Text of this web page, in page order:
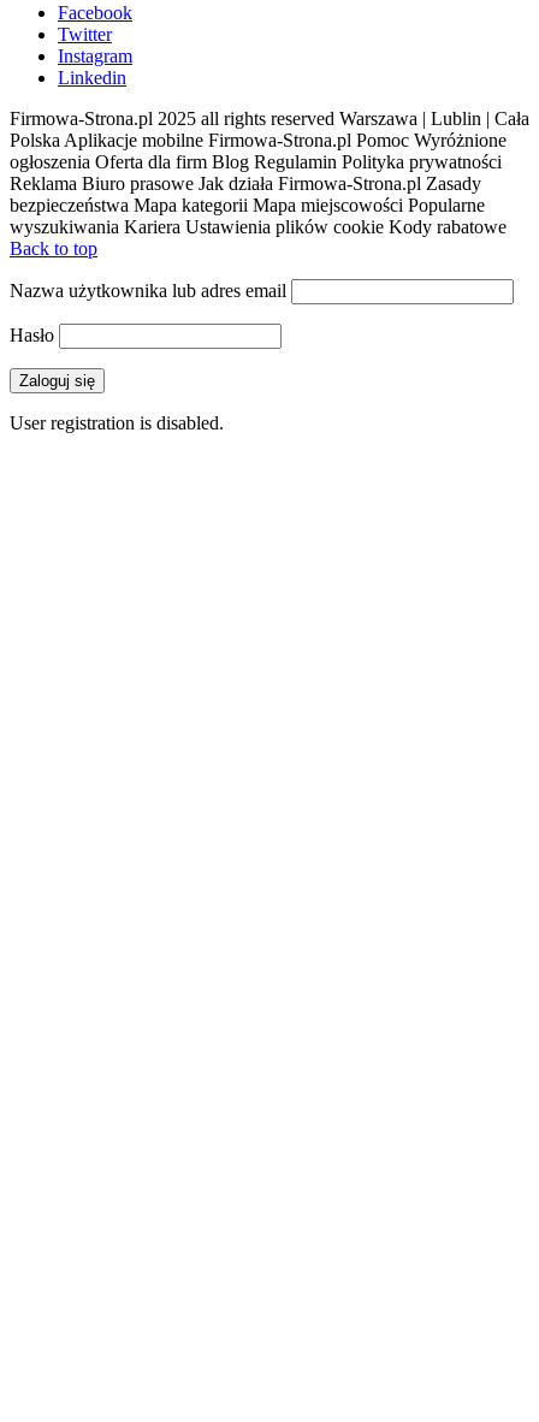
Facebook
Twitter
Instagram
Linkedin
Firmowa-Strona.pl 2025 all rights reserved Warszawa | Lublin | Cała
Polska Aplikacje mobilne Firmowa-Strona.pl Pomoc Wyróżnione
ogłoszenia Oferta dla firm Blog Regulamin Polityka prywatności
Reklama Biuro prasowe Jak działa Firmowa-Strona.pl Zasady
bezpieczeństwa Mapa kategorii Mapa miejscowości Popularne
wyszukiwania Kariera Ustawienia plików cookie Kody rabatowe
Back to top
Nazwa użytkownika lub adres email
Hasło
User registration is disabled.